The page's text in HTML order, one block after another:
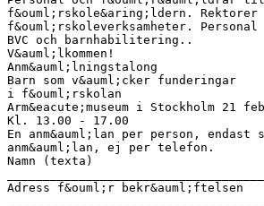
f&ouml;rskole&aring;ldern. Rektorer
f&ouml;rskoleverksamheter. Personal
BVC och barnhabilitering..
V&auml;lkommen!
Anm&auml;lningstalong
Barn som v&auml;cker funderingar
i f&ouml;rskolan
Arm&eacute;museum i Stockholm 21
Kl. 13.00 - 17.00
En anm&auml;lan per person,
anm&auml;lan, ej per telefon.
Namn (texta)
Adress f&ouml;r bekr&auml;ftelsen